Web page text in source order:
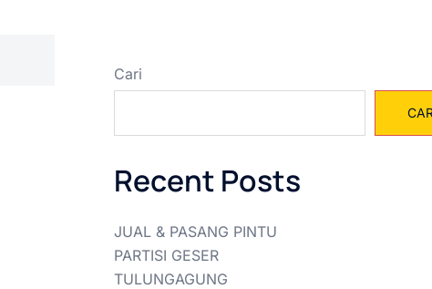
Cari
Recent Posts
JUAL & PASANG PINTU
PARTISI GESER
TULUNGAGUNG